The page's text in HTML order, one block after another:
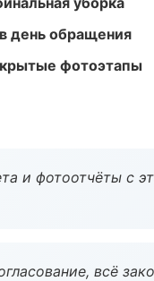
день обращения
фотоэтапы
и фотоотчёты с
всё